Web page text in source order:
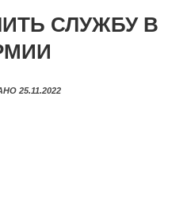
СЛУЖБУ В
25.11.2022